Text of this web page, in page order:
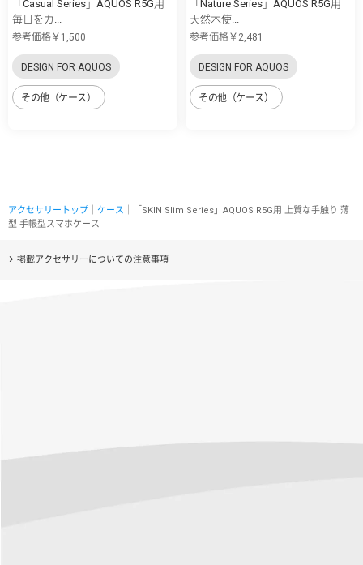
「Casual Series」AQUOS R5G用
毎日をカ...
参考価格￥1,500
DESIGN FOR AQUOS
その他（ケース）
「Nature Series」AQUOS R5G用
天然木使...
参考価格￥2,481
DESIGN FOR AQUOS
その他（ケース）
アクセサリートップ ケース ｜「SKIN Slim Series」AQUOS R5G用 上質な手触り 薄
型 手帳型スマホケース
掲載アクセサリーについての注意事項